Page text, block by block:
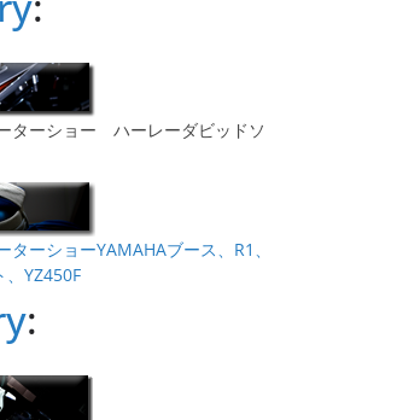
ターショー ハーレーダビッドソ
ーショーYAMAHAブース、R1、
、YZ450F
: